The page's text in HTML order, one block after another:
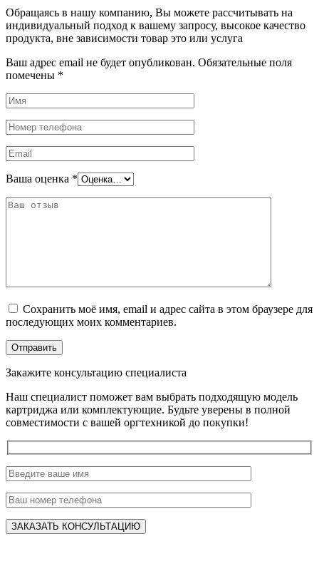
Обращаясь в нашу компанию, Вы можете рассчитывать на
индивидуальный подход к вашему запросу, высокое качество
продукта, вне зависимости товар это или услуга
Ваш адрес email не будет опубликован. Обязательные поля
помечены *
Ваша оценка *
Сохранить моё имя, email и адрес сайта в этом браузере для
последующих моих комментариев.
Закажите консультацию специалиста
Наш специалист поможет вам выбрать подходящую модель
картриджа или комплектующие. Будьте уверены в полной
совместимости с вашей оргтехникой до покупки!